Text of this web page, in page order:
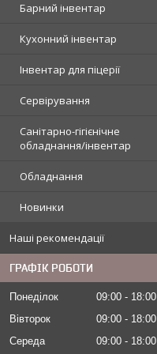
Барний інвентар
Кухонний інвентар
Інвентар для піцерії
Сервірування
Санітарно-гігієнічне
обладнання/інвентар
Обладнання
Новинки
Наші рекомендації
ГРАФІК РОБОТИ
Понеділок 09:00
18:00
Вівторок
09:00
18:00
Середа
09:00
18:00